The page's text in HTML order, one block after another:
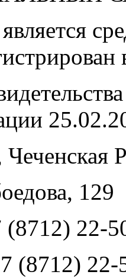
129
(8712) 22-
(8712) 22-